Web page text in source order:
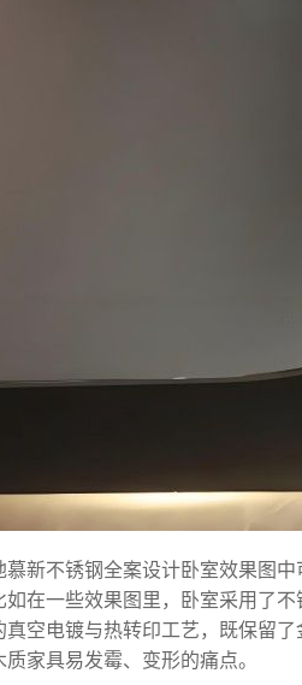
慕新不锈钢全案设计卧室效果图
如在一些效果图里，卧室采用了
真空电镀与热转印工艺，既保留
质家具易发霉、变形的痛点。